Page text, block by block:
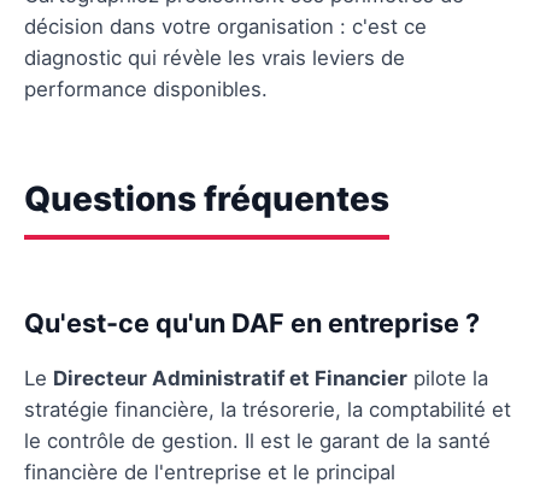
décision dans votre organisation : c'est ce
diagnostic qui révèle les vrais leviers de
performance disponibles.
Questions fréquentes
Qu'est-ce qu'un DAF en entreprise ?
Le Directeur Administratif et Financier pilote la
stratégie financière, la trésorerie, la comptabilité et
le contrôle de gestion. Il est le garant de la santé
financière de l'entreprise et le principal